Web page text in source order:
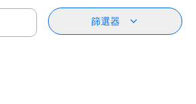
篩選器